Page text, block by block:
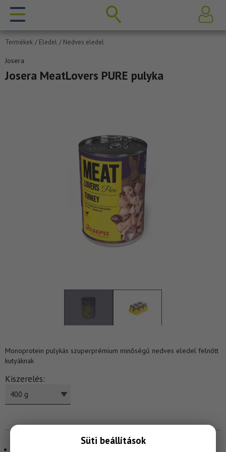
Termékek / Eledel / Nedves eledel
Josera
Josera MeatLovers PURE pulyka
Monoprotein pulykás szuperprémium minőségű nedves eledel felnőtt
kutyáknak
Kiszerelés
400 g
Süti beállítások